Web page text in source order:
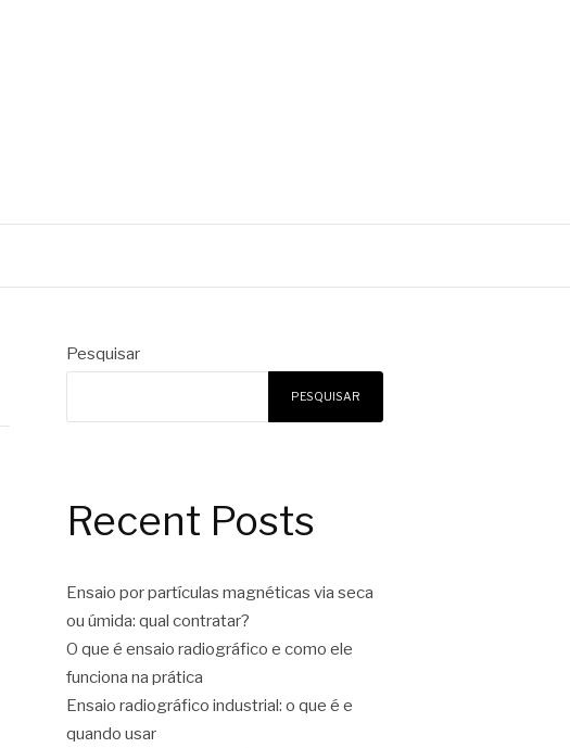
Pesquisar
PESQUISAR
Recent Posts
Ensaio por partículas magnéticas via seca
ou úmida: qual contratar?
O que é ensaio radiográfico e como ele
funciona na prática
Ensaio radiográfico industrial: o que é e
quando usar